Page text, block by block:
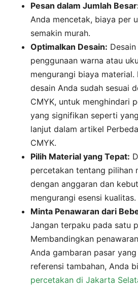
Pesan dalam Jumlah
Anda mencetak, biaya per
semakin murah.
Optimalkan Desain:
penggunaan warna atau
mengurangi biaya material.
desain Anda sudah sesuai
CMYK, untuk menghindari
yang signifikan seperti
lanjut dalam artikel
CMYK.
Pilih Material yang Tepat:
percetakan tentang pilihan
dengan anggaran dan
mengurangi esensi kualitas.
Minta Penawaran dari
Jangan terpaku pada satu
Membandingkan
Anda gambaran pasar
referensi tambahan, Anda
percetakan di Jakarta